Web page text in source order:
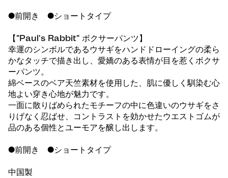
●前開き ●ショートタイプ
【"Paul's Rabbit" ボクサーパンツ】
幸運のシンボルであるウサギをハンドドローイングの柔ら
かなタッチで描き出し、愛嬌のある表情が目を惹くボクサ
ーパンツ。
綿ベースのベア天竺素材を使用した、肌に優しく馴染む心
地よい穿き心地が魅力です。
一面に散りばめられたモチーフの中に色違いのウサギをさ
りげなく忍ばせ、コントラストを効かせたウエストゴムが
品のある個性とユーモアを醸し出します。
●前開き ●ショートタイプ
中国製